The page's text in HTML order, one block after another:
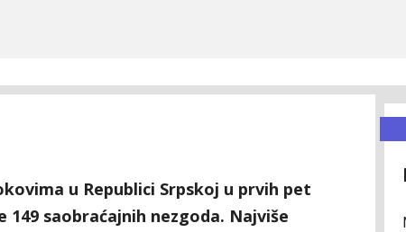
u Republici Srpskoj u prvih pet
saobraćajnih nezgoda. Najviše